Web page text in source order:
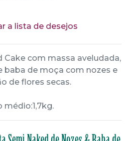
a lista de desejos
Cake com massa aveludada,
baba de moça com nozes e
de flores secas.
médio:1,7kg.